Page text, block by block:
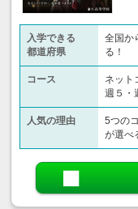
入学できる
都道府県
全国か
る！
コース
ネット
週５・
人気の理由
5つの
が選べ